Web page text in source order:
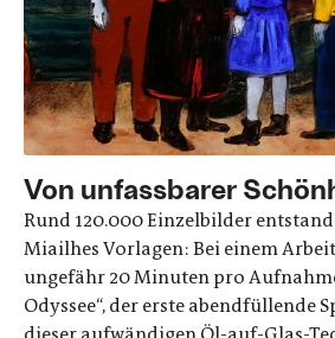
Von unfassbarer
Rund 120.000 Einzelbilder
Miailhes Vorlagen: Bei einem
ungefähr 20 Minuten pro
Odyssee“, der erste abendfüllende